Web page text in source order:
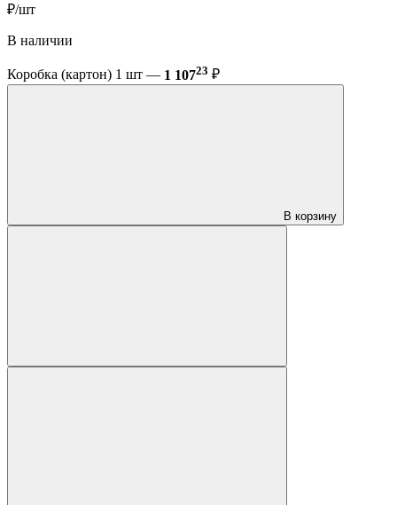
₽/шт
В наличии
Коробка (картон) 1 шт — 1 10723 ₽
В корзину